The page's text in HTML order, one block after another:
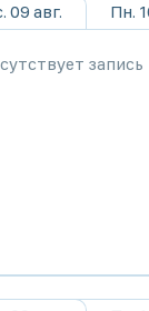
09 авг. Пн.
запись